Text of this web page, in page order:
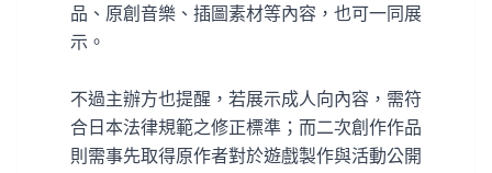
品、原創音樂、插圖素材等內容，也可一同展
示。
不過主辦方也提醒，若展示成人向內容，需符
合日本法律規範之修正標準；而二次創作作品
則需事先取得原作者對於遊戲製作與活動公開